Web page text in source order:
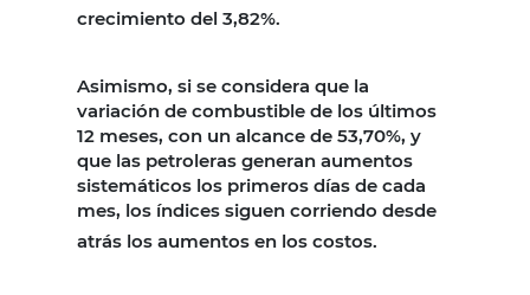
crecimiento del 3,82%.
Asimismo, si se considera que la
variación de combustible de los últimos
12 meses, con un alcance de 53,70%, y
que las petroleras generan aumentos
sistemáticos los primeros días de cada
mes, los índices siguen corriendo desde
atrás los aumentos en los costos.